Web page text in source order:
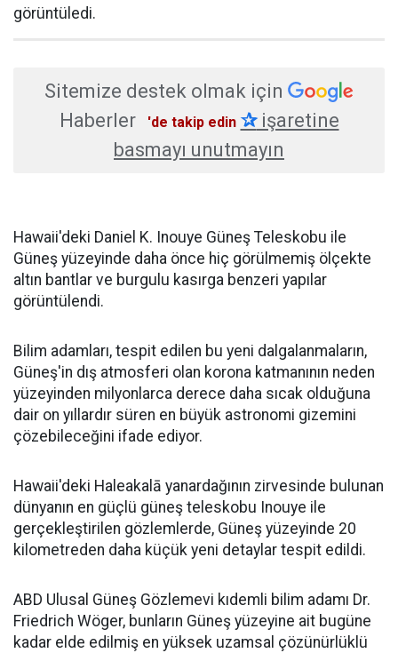
görüntüledi.
Sitemize destek olmak için
Haberler
'de takip edin ✰işaretine
basmayı unutmayın
Hawaii'deki Daniel K. Inouye Güneş Teleskobu ile
Güneş yüzeyinde daha önce hiç görülmemiş ölçekte
altın bantlar ve burgulu kasırga benzeri yapılar
görüntülendi.
Bilim adamları, tespit edilen bu yeni dalgalanmaların,
Güneş'in dış atmosferi olan korona katmanının neden
yüzeyinden milyonlarca derece daha sıcak olduğuna
dair on yıllardır süren en büyük astronomi gizemini
çözebileceğini ifade ediyor.
Hawaii'deki Haleakalā yanardağının zirvesinde bulunan
dünyanın en güçlü güneş teleskobu Inouye ile
gerçekleştirilen gözlemlerde, Güneş yüzeyinde 20
kilometreden daha küçük yeni detaylar tespit edildi.
ABD Ulusal Güneş Gözlemevi kıdemli bilim adamı Dr.
Friedrich Wöger, bunların Güneş yüzeyine ait bugüne
kadar elde edilmiş en yüksek uzamsal çözünürlüklü